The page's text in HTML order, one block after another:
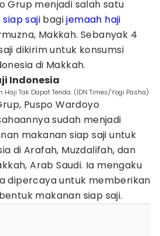
Grup menjadi salah satu
saji bagijemaah haji
Makkah. Sebanyak 4
dikirim untuk konsumsi
di Makkah.
Indonesia
Haji Tak Dapat Tenda. (IDN Times/Yogi Pasha)
Puspo Wardoyo
sudah menjadi
makanan siap saji untuk
di Arafah, Muzdalifah, dan
Arab Saudi. Ia mengaku
dipercaya untuk memberikan
makanan siap saji.